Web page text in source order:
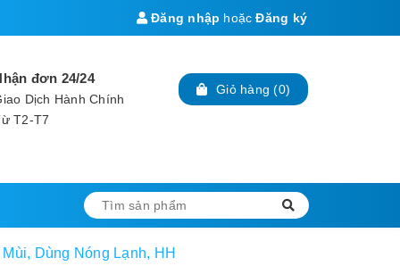
Đăng nhập hoặc Đăng ký
đơn 24/24
Dịch Hành Chính
T2-T7
Giỏ hàng (0)
Dùng Nóng Lạnh, HH